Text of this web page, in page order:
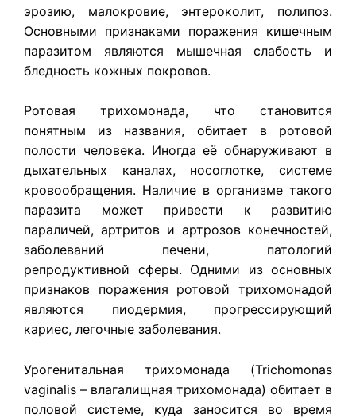
эрозию, малокровие, энтероколит, полипоз.
Основными признаками поражения кишечным
паразитом являются мышечная слабость и
бледность кожных покровов.
Ротовая трихомонада, что становится
понятным из названия, обитает в ротовой
полости человека. Иногда её обнаруживают в
дыхательных каналах, носоглотке, системе
кровообращения. Наличие в организме такого
паразита может привести к развитию
параличей, артритов и артрозов конечностей,
заболеваний печени, патологий
репродуктивной сферы. Одними из основных
признаков поражения ротовой трихомонадой
являются пиодермия, прогрессирующий
кариес, легочные заболевания.
Урогенитальная трихомонада (Trichomonas
vaginalis – влагалищная трихомонада) обитает в
половой системе, куда заносится во время